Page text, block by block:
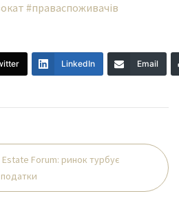
#праваспоживачів
LinkedIn Email
Forum: ринок турбує